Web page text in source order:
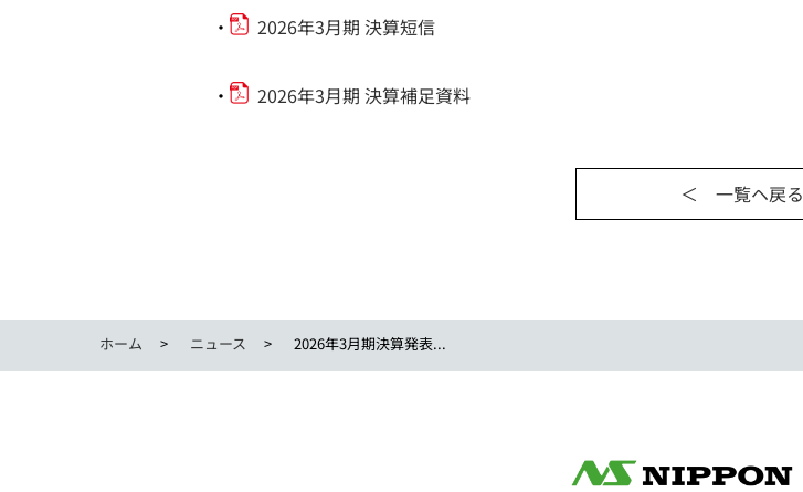
・ 2026年3月期 決算短信
・ 2026年3月期 決算補足資料
＜ 一覧ヘ戻る
ホーム ニュース 2026年3月期決算発表...